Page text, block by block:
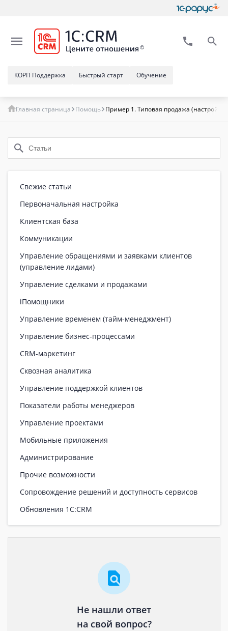
Обучение
Быстрый старт
КОРП Поддержка
Главная страница Помощь Пример 1. Типовая продажа (настройка
Свежие статьи
Первоначальная настройка
Клиентская база
Коммуникации
Управление обращениями и заявками клиентов
(управление лидами)
Управление сделками и продажами
iПомощники
Управление временем (тайм-менеджмент)
Управление бизнес-процессами
CRM-маркетинг
Сквозная аналитика
Управление поддержкой клиентов
Показатели работы менеджеров
Управление проектами
Мобильные приложения
Администрирование
Прочие возможности
Сопровождение решений и доступность сервисов
Обновления 1С:CRM
Не нашли ответ
на свой вопрос?